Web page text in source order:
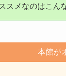
スメなのはこん
本館が